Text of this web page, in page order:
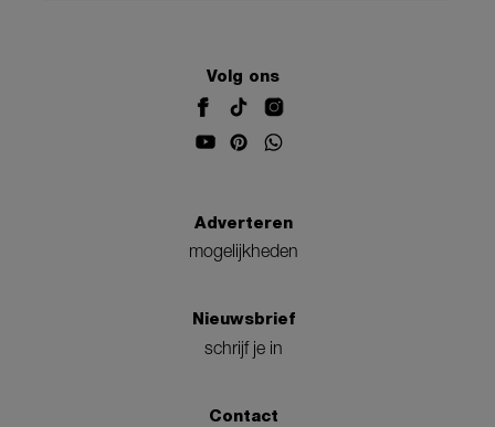
Volg ons
Adverteren
mogelijkheden
Nieuwsbrief
schrijf je in
Contact